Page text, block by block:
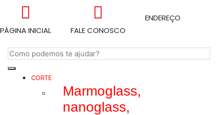
PÁGINA INICIAL FALE CONOSCO
ENDEREÇO
CORTE
Marmoglass,
nanoglass,